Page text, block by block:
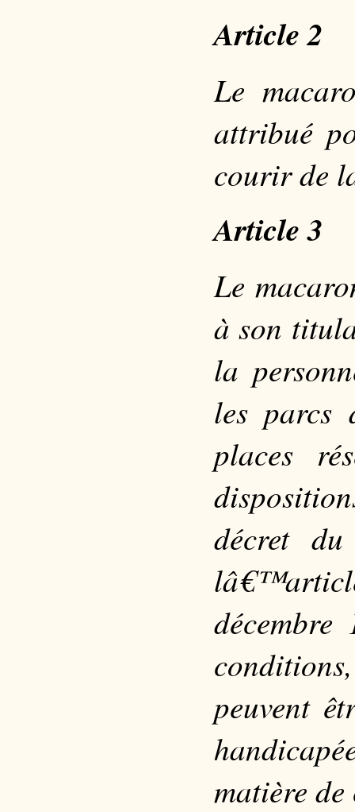
Article 2
Le
attribué
courir de
Article 3
Le
à son
la
les parcs
places
décret
peuvent
matière